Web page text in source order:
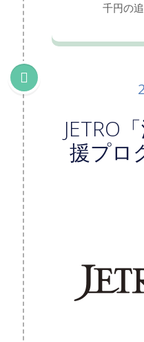
千円の
JETRO
援プロ